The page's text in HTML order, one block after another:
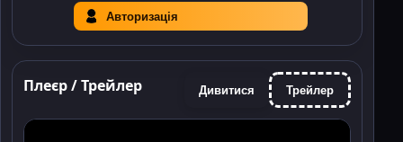
Авторизація
Плеєр / Трейлер Дивитися Трейлер